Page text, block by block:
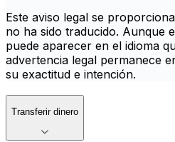
Este aviso legal se
no ha sido traducido. Aunque
puede aparecer en el idioma
advertencia legal permanece
su exactitud e intención.
Transferir dinero